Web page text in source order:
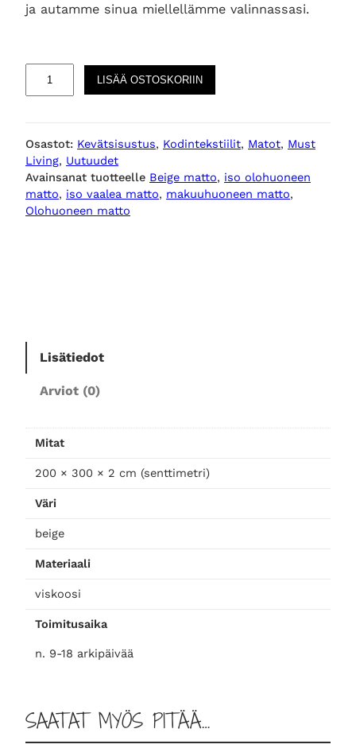
ja autamme sinua miellellämme valinnassasi.
l
l
e
b
o
a
LISÄÄ OSTOSKORIIN
Osastot: Kevätsisustus, Kodintekstiilit, Matot, Must
Living, Uutuudet
Avainsanat tuotteelle Beige matto, iso olohuoneen
matto, iso vaalea matto, makuuhuoneen matto
Olohuoneen matto
Lisätiedot
Arviot (0)
Mitat
200 × 300 × 2 cm (senttimetri)
Väri
beige
Materiaali
viskoosi
Toimitusaika
n. 9-18 arkipäivää
SAATAT MYÖS PITÄÄ…